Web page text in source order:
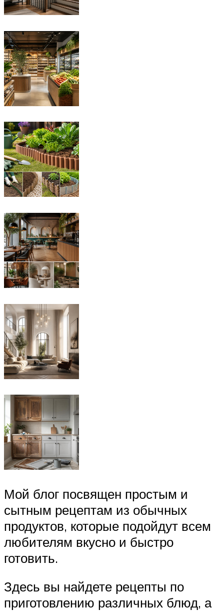
Мой блог посвящен простым и
сытным рецептам из обычных
продуктов, которые подойдут всем
любителям вкусно и быстро
готовить.
Здесь вы найдете рецепты по
приготовлению различных блюд, а